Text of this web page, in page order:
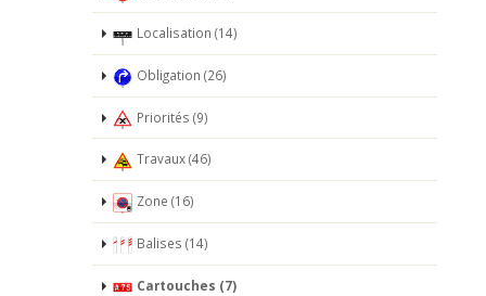
Localisation (14)
Obligation (26)
Priorités (9)
Travaux (46)
Zone (16)
Balises (14)
Cartouches (7)